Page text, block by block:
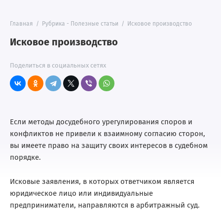
Главная / Рубрика - Полезные статьи / Исковое производство
Исковое производство
Поделиться в социальных сетях
Если методы досудебного урегулирования споров и
конфликтов не привели к взаимному согласию сторон,
вы имеете право на защиту своих интересов в судебном
порядке.
Исковые заявления, в которых ответчиком является
юридическое лицо или индивидуальные
предприниматели, направляются в арбитражный суд.